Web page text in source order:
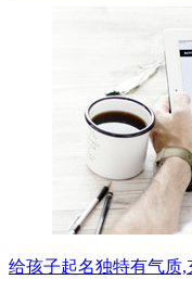
给孩子起名独特有气质